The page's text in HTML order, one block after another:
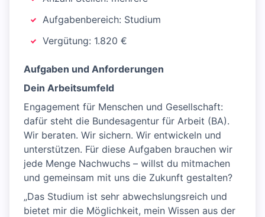
Aufgabenbereich: Studium
Vergütung: 1.820 €
Aufgaben und Anforderungen
Dein Arbeitsumfeld
Engagement für Menschen und Gesellschaft:
dafür steht die Bundesagentur für Arbeit (BA).
Wir beraten. Wir sichern. Wir entwickeln und
unterstützen. Für diese Aufgaben brauchen wir
jede Menge Nachwuchs – willst du mitmachen
und gemeinsam mit uns die Zukunft gestalten?
„Das Studium ist sehr abwechslungsreich und
bietet mir die Möglichkeit, mein Wissen aus der